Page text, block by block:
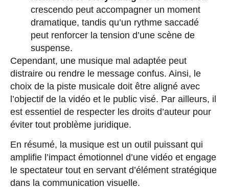
crescendo peut accompagner un moment
dramatique, tandis qu’un rythme saccadé
peut renforcer la tension d’une scène de
suspense.
Cependant, une musique mal adaptée peut
distraire ou rendre le message confus. Ainsi, le
choix de la piste musicale doit être aligné avec
l’objectif de la vidéo et le public visé. Par ailleurs, il
est essentiel de respecter les droits d’auteur pour
éviter tout problème juridique.
En résumé, la musique est un outil puissant qui
amplifie l’impact émotionnel d’une vidéo et engage
le spectateur tout en servant d’élément stratégique
dans la communication visuelle.